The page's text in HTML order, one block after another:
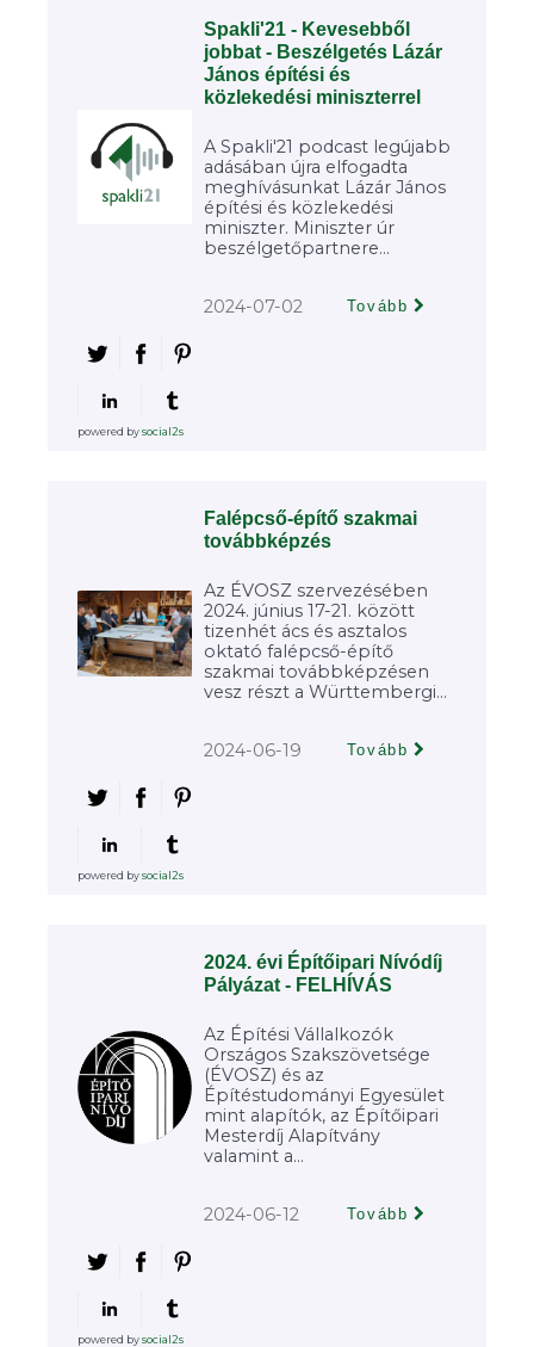
Spakli'21 - Kevesebből
jobbat - Beszélgetés Lázár
János építési és
közlekedési miniszterrel
A Spakli'21 podcast legújabb
adásában újra elfogadta
meghívásunkat Lázár János
építési és közlekedési
miniszter. Miniszter úr
beszélgetőpartnere...
2024-07-02 Tovább
powered bysocial2s
Falépcső-építő szakmai
továbbképzés
Az ÉVOSZ szervezésében
2024. június 17-21. között
tizenhét ács és asztalos
oktató falépcső-építő
szakmai továbbképzésen
vesz részt a Württembergi...
2024-06-19 Tovább
powered bysocial2s
2024. évi Építőipari Nívódíj
Pályázat - FELHÍVÁS
Az Építési Vállalkozók
Országos Szakszövetsége
(ÉVOSZ) és az
Építéstudományi Egyesület
mint alapítók, az Építőipari
Mesterdíj Alapítvány
valamint a...
2024-06-12 Tovább
powered bysocial2s